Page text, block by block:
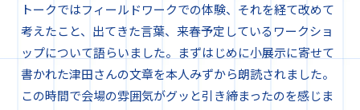
トークではフィールドワークでの体験、それを経て改めて
考えたこと、出てきた言葉、来春予定しているワークショ
ップについて語らいました。まずはじめに小展示に寄せて
書かれた津田さんの文章を本人みずから朗読されました。
この時間で会場の雰囲気がグッと引き締まったのを感じま